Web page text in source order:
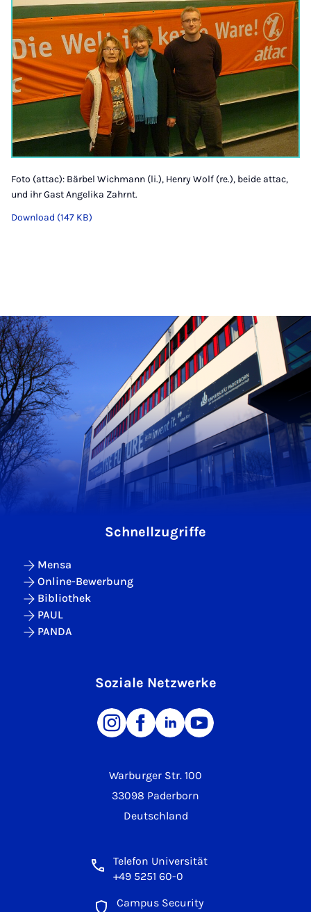
Foto (attac): Bärbel Wichmann (li.), Henry Wolf (re.), beide attac,
und ihr Gast Angelika Zahrnt.
Download (147 KB)
Warburger Str. 100
33098 Paderborn
Deutschland
Telefon Universität
+49 5251 60-0
Campus Security
Schnellzugriffe
Mensa
Online-Bewerbung
Bibliothek
PAUL
PANDA
Soziale Netzwerke